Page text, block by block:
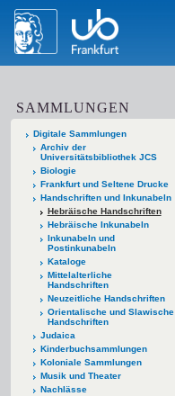
SAMMLUNGEN
Digitale Sammlungen
Archiv der
Universitätsbibliothek JCS
Biologie
Frankfurt und Seltene Drucke
Handschriften und Inkunabeln
Hebräische Handschriften
Hebräische Inkunabeln
Inkunabeln und
Postinkunabeln
Kataloge
Mittelalterliche
Handschriften
Neuzeitliche Handschriften
Orientalische und Slawische
Handschriften
Judaica
Kinderbuchsammlungen
Koloniale Sammlungen
Musik und Theater
Nachlässe